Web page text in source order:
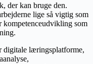
der kan bruge den.
lige så vigtig som
kompetenceudvikling som
digitale læringsplatforme,